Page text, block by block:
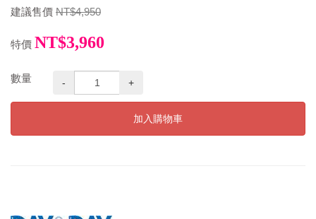
建議售價 NT$4,950
特價 NT$3,960
數量 - +
加入購物車